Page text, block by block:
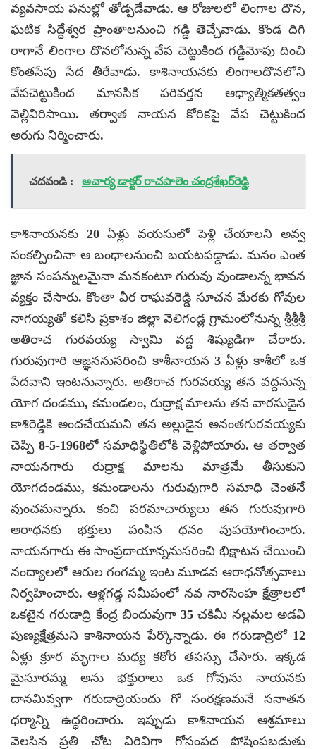
వ్యవసాయ పనుల్లో తోడ్పడేవాడు. ఆ రోజులలో లింగాల దొన,
ఘటిక సిద్దేశ్వర ప్రాంతాలనుంచి గడ్డి తెచ్చేవాడు. కొండ దిగి
రాగానే లింగాల దొనలోనున్న వేప చెట్టుకింద గడ్డిమోపు దించి
కొంతసేపు సేద తీరేవాడు. కాశినాయనకు లింగాలదొనలోని
వేపచెట్టుకింద మానసిక పరివర్తన ఆధ్యాత్మికతత్వం
వెల్లివిరిసాయి. తర్వాత నాయన కోరికపై వేప చెట్టుకింద
అరుగు నిర్మించారు.
చదవండి : ఆచార్య డాక్టర్ రాచపాలెం చంద్రశేఖర్‌రెడ్డి
కాశినాయనకు 20 ఏళ్లు వయసులో పెళ్లి చేయాలని అవ్వ
సంకల్పించినా ఆ బంధాలనుంచి బయటపడ్డాడు. మనం ఎంత
జ్ఞాన సంపన్నులమైనా మనకంటూ గురువు వుండాలన్న భావన
వ్యక్తం చేసారు. కొంతా వీర రాఘవరెడ్డి సూచన మేరకు గోవుల
నాగయ్యతో కలిసి ప్రకాశం జిల్లా వెలిగండ్ల గ్రామంలోనున్న శ్రీశ్రీశ్రీ
అతిరాచ గురవయ్య స్వామి వద్ద శిష్యుడిగా చేరారు.
గురువుగారి ఆజ్ఞననుసరించి కాశీనాయన 3 ఏళ్లు కాశీలో ఒక
పేదవాని ఇంటనున్నారు. అతిరాచ గురవయ్య తన వద్దనున్న
యోగ దండము, కమండలం, రుద్రాక్ష మాలను తన వారసుడైన
కాశిరెడ్డికి అందచేయమని తన అల్లుడైన అనంతగురవయ్యకు
చెప్పి 8-5-1968లో సమాధిస్థితిలోకి వెళ్లిపోయారు. ఆ తర్వాత
నాయనగారు రుద్రాక్ష మాలను మాత్రమే తీసుకుని
యోగదండము, కమండాలను గురువుగారి సమాధి చెంతనే
వుంచమన్నారు. కంచి పరమాచార్యులు తన గురువుగారి
ఆరాధనకు భక్తులు పంపిన ధనం వుపయోగించారు.
నాయనగారు ఈ సాంప్రదాయాన్ననుసరించి భిక్షాటన చేయించి
నంద్యాలలో ఆరుల గంగమ్మ ఇంట మూడవ ఆరాధనోత్సవాలు
నిర్వహించారు. ఆళ్లగడ్డ సమీపంలో నవ నారసింహ క్షేత్రాలలో
ఒకటైన గరుడాద్రి కేంద్ర బిందువుగా 35 చకిమీ నల్లమల అడవి
పుణ్యక్షేత్రమని కాశినాయన పేర్కొన్నాడు. ఈ గరుడాద్రిలో 12
ఏళ్లు క్రూర మృగాల మధ్య కఠోర తపస్సు చేసారు. ఇక్కడ
మైసూరమ్మ అను భక్తురాలు ఒక గోవును నాయనకు
దానమివ్వగా గరుడాద్రియందు గో సంరక్షణమనే సనాతన
ధర్మాన్ని ఉద్ధరించారు. ఇప్పుడు కాశినాయన ఆశ్రమాలు
వెలసిన ప్రతి చోట విరివిగా గోసంపద పోషింపబడుతు